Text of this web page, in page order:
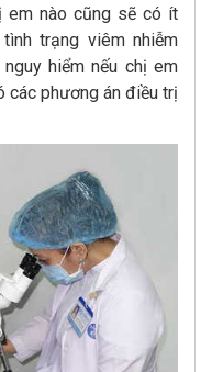
em nào cũng sẽ có ít
trạng viêm nhiễm
hiểm nếu chị em
các phương án điều trị